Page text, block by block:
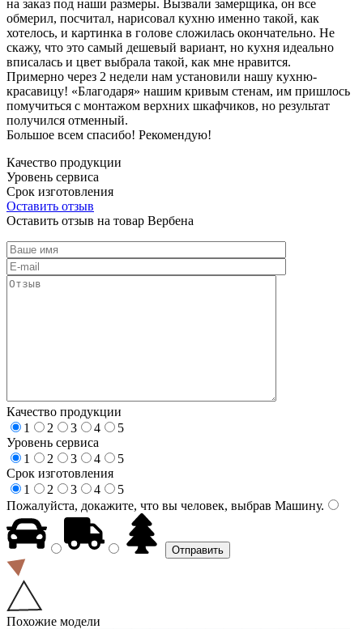
на заказ под наши размеры. Вызвали замерщика, он все
обмерил, посчитал, нарисовал кухню именно такой, как
хотелось, и картинка в голове сложилась окончательно. Не
скажу, что это самый дешевый вариант, но кухня идеально
вписалась и цвет выбрала такой, как мне нравится.
Примерно через 2 недели нам установили нашу кухню-
красавицу! «Благодаря» нашим кривым стенам, им пришлось
помучиться с монтажом верхних шкафчиков, но результат
получился отменный.
Большое всем спасибо! Рекомендую!
Качество продукции
Уровень сервиса
Срок изготовления
Оставить отзыв
Оставить отзыв на товар Вербена
Качество продукции
1
2 3 4
5
Уровень сервиса
1
2 3 4
5
Срок изготовления
1
2 3 4
5
Пожалуйста, докажите, что вы человек, выбрав Машину.
Похожие модели